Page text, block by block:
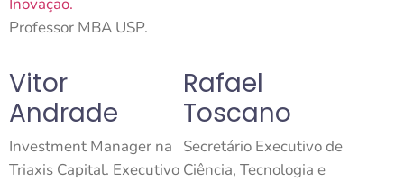
Inovação.
Professor MBA USP.
Vitor
Andrade
Investment Manager na
Triaxis Capital. Executivo
Rafael
Toscano
Secretário Executivo de
Ciência, Tecnologia e